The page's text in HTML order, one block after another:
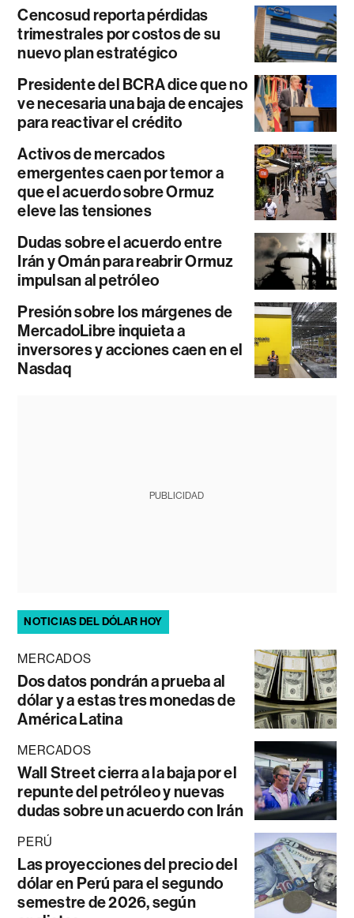
Cencosud reporta pérdidas
trimestrales por costos de su
nuevo plan estratégico
Presidente del BCRA dice que no
ve necesaria una baja de encajes
para reactivar el crédito
Activos de mercados
emergentes caen por temor a
que el acuerdo sobre Ormuz
eleve las tensiones
Dudas sobre el acuerdo entre
Irán y Omán para reabrir Ormuz
impulsan al petróleo
Presión sobre los márgenes de
MercadoLibre inquieta a
inversores y acciones caen en el
Nasdaq
PUBLICIDAD
NOTICIAS DEL DÓLAR HOY
MERCADOS
Dos datos pondrán a prueba al
dólar y a estas tres monedas de
América Latina
MERCADOS
Wall Street cierra a la baja por el
repunte del petróleo y nuevas
dudas sobre un acuerdo con Irán
PERÚ
Las proyecciones del precio del
dólar en Perú para el segundo
semestre de 2026, según